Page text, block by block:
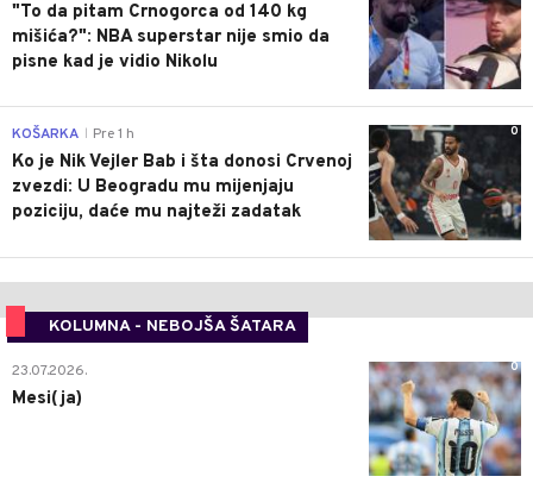
"To da pitam Crnogorca od 140 kg
mišića?": NBA superstar nije smio da
pisne kad je vidio Nikolu
0
KOŠARKA Pre 1 h
Ko je Nik Vejler Bab i šta donosi Crvenoj
zvezdi: U Beogradu mu mijenjaju
poziciju, daće mu najteži zadatak
KOLUMNA - NEBOJŠA ŠATARA
0
23.07.2026.
Mesi(ja)